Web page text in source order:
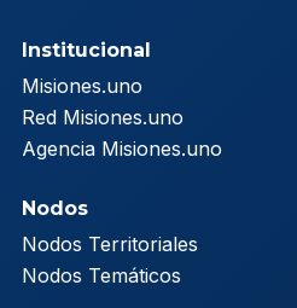
Institucional
Misiones.uno
Red Misiones.uno
Agencia Misiones.uno
Nodos
Nodos Territoriales
Nodos Temáticos